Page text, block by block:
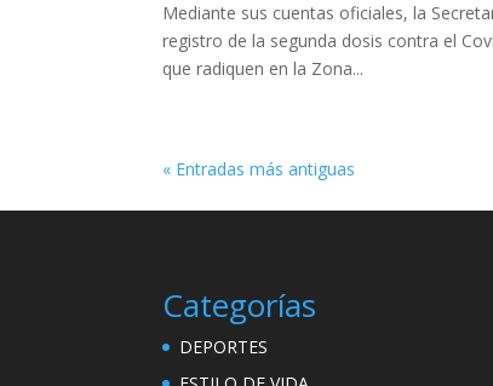
Mediante sus cuentas oficiales, la
registro de la segunda dosis contra el
que radiquen en la Zona...
« Entradas más antiguas
Categorías
DEPORTES